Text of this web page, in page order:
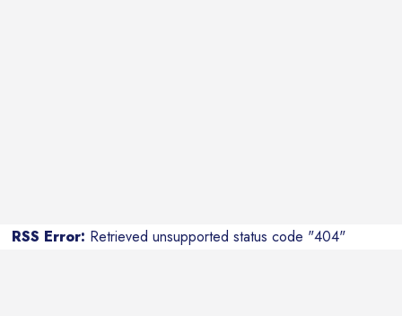
RSS Error: Retrieved unsupported status code "404"